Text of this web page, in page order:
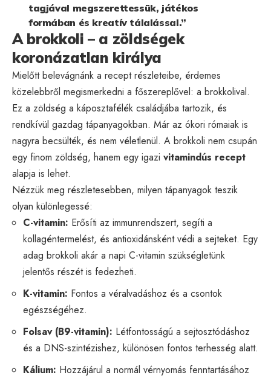
tagjával megszerettessük, játékos
formában és kreatív tálalással.”
A brokkoli – a zöldségek
koronázatlan királya
Mielőtt belevágnánk a recept részleteibe, érdemes
közelebbről megismerkedni a főszereplővel: a brokkolival.
Ez a zöldség a káposztafélék családjába tartozik, és
rendkívül gazdag tápanyagokban. Már az ókori rómaiak is
nagyra becsülték, és nem véletlenül. A brokkoli nem csupán
egy finom zöldség, hanem egy igazi vitamindús recept
alapja is lehet.
Nézzük meg részletesebben, milyen tápanyagok teszik
olyan különlegessé:
C-vitamin: Erősíti az immunrendszert, segíti a
kollagéntermelést, és antioxidánsként védi a sejteket. Egy
adag brokkoli akár a napi C-vitamin szükségletünk
jelentős részét is fedezheti.
K-vitamin: Fontos a véralvadáshoz és a csontok
egészségéhez.
Folsav (B9-vitamin): Létfontosságú a sejtosztódáshoz
és a DNS-szintézishez, különösen fontos terhesség alatt.
Kálium: Hozzájárul a normál vérnyomás fenntartásához